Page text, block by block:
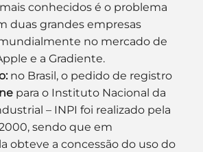
conhecidos é o problema
duas grandes empresas
no mercado de
e a Gradiente.
no Brasil, o pedido de registro
para o Instituto Nacional da
– INPI foi realizado pela
sendo que em
obteve a concessão do uso do